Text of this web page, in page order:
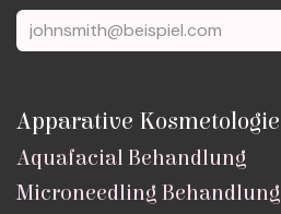
Apparative Kosmetologie
Aquafacial Behandlung
Microneedling Behandlung